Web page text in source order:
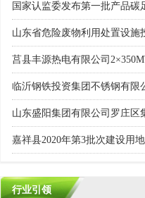
国家认监委发布第一批产品碳
山东省危险废物利用处置设施
莒县丰源热电有限公司
嘉祥县2020年第3批次建设用
《产品碳足迹管理体系建设进
《土壤环境背景值》（DB37/T
石油天然气开采业固体废物污
土壤环境监测技术规范新旧标
《矿山修复回填用钢渣应用技
生态环境部发布《土壤环境监
NYT 4608-2025 耕地土壤环境
13个土壤污染风险管控常见问
工信部等五部门联合印发《关
生态环境部印发《省级温室气
行业引领